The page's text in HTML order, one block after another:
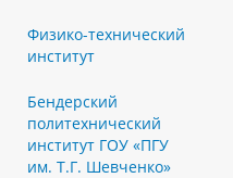
Физико-технический
институт
Бендерский
политехнический
институт ГОУ «ПГУ
им. Т.Г. Шевченко»